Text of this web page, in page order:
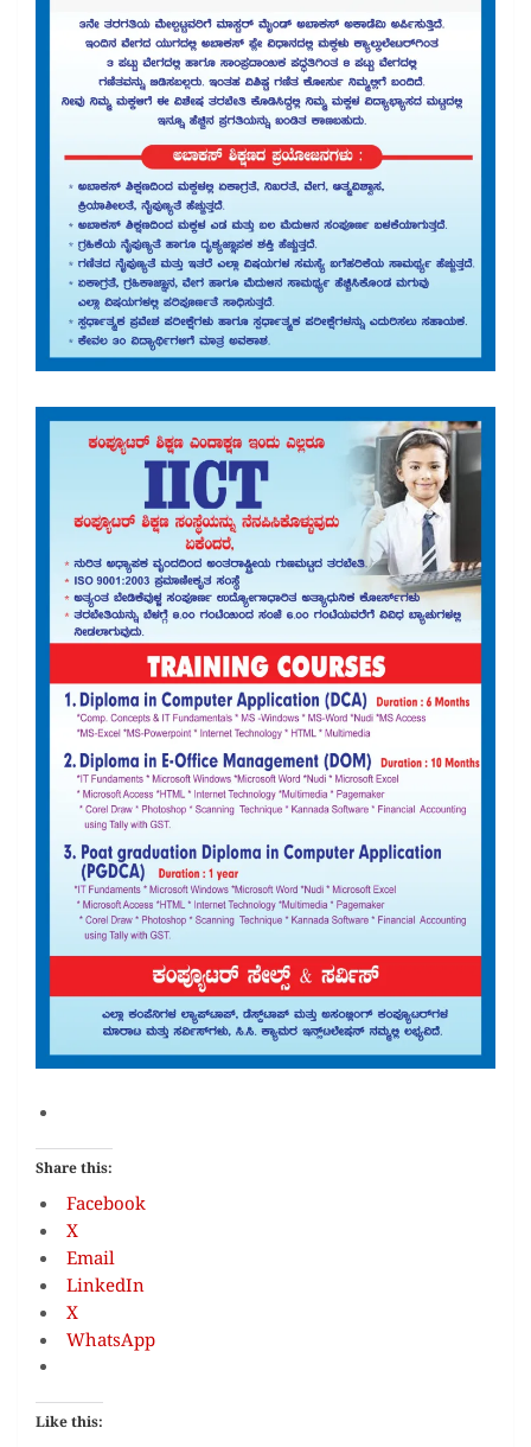
Share this:
Facebook
X
Email
LinkedIn
X
WhatsApp
Like this: